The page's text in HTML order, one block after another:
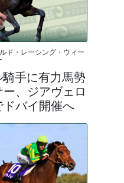
ド・レーシング・ウィー
騎手に有力馬勢
、ジアヴェロ
バイ開催へ